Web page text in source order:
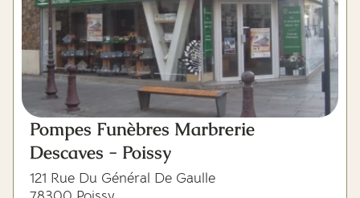
Pompes Funèbres Marbrerie
Descaves - Poissy
121 Rue Du Général De Gaulle